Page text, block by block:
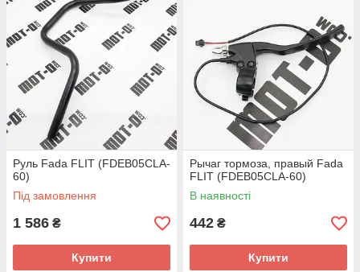
Руль Fada FLIT (FDEB05CLA-
60)
Під замовлення
1 586 ₴
Купити
Рычаг тормоза, правый Fada
FLIT (FDEB05CLA-60)
В наявності
442 ₴
Купити